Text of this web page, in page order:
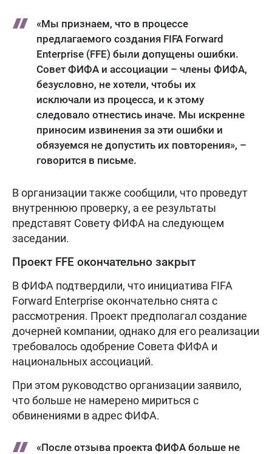
«Мы признаем, что в процессе
предлагаемого создания FIFA Forward
Enterprise (FFE) были допущены ошибки.
Совет ФИФА и ассоциации – члены ФИФА,
безусловно, не хотели, чтобы их
исключали из процесса, и к этому
следовало отнестись иначе. Мы искренне
приносим извинения за эти ошибки и
обязуемся не допустить их повторения», –
говорится в письме.
В организации также сообщили, что проведут
внутреннюю проверку, а ее результаты
представят Совету ФИФА на следующем
заседании.
Проект FFE окончательно закрыт
В ФИФА подтвердили, что инициатива FIFA
Forward Enterprise окончательно снята с
рассмотрения. Проект предполагал создание
дочерней компании, однако для его реализации
требовалось одобрение Совета ФИФА и
национальных ассоциаций.
При этом руководство организации заявило,
что больше не намерено мириться с
обвинениями в адрес ФИФА.
«После отзыва проекта ФИФА больше не